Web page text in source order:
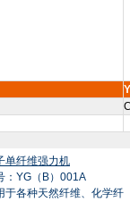
单纤维强力机
：YG（B）001A
于各种天然纤维、化学纤